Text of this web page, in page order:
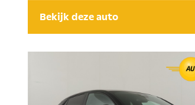
Bekijk deze auto